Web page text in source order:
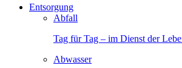
Entsorgung
Abfall
Tag für Tag – im Dienst der
Abwasser